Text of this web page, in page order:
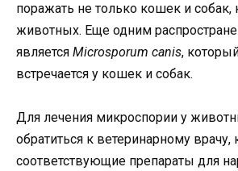
поражать не только кошек и собак,
животных. Еще одним
является Microsporum canis,
встречается у кошек и собак.
Для лечения микроспории у
обратиться к ветеринарному врачу,
соответствующие препараты для